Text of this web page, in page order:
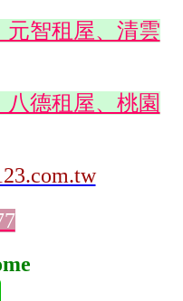
元智租屋、清雲
德租屋、桃園